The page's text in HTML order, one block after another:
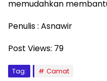
memudahkan
Penulis : Asnawir
Post Views: 79
Tag: Camat